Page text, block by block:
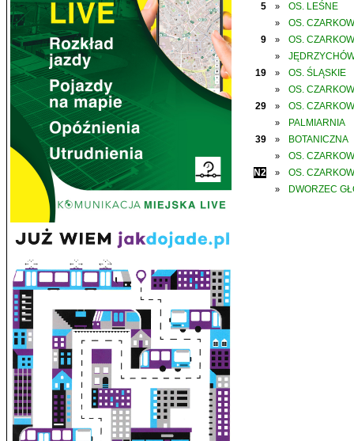
5 » OS. LEŚNE
»
OS.
9
» OS.
»
19
» OS. ŚLĄSKIE
»
OS.
29
» OS.
»
PALMIARNIA
39
» BOTANICZNA
»
OS.
N2
» OS.
» DWORZEC